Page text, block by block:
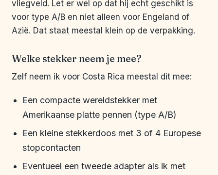
vliegveld. Let er wel op dat hij echt geschikt is
voor type A/B en niet alleen voor Engeland of
Azië. Dat staat meestal klein op de verpakking.
Welke stekker neem je mee?
Zelf neem ik voor Costa Rica meestal dit mee:
Een compacte wereldstekker met
Amerikaanse platte pennen (type A/B)
Een kleine stekkerdoos met 3 of 4 Europese
stopcontacten
Eventueel een tweede adapter als ik met